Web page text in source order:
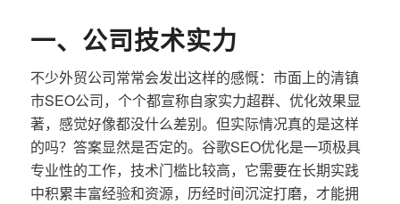
一、公司技术实力
不少外贸公司常常会发出这样的感慨：市面上的清镇
市SEO公司，个个都宣称自家实力超群、优化效果显
著，感觉好像都没什么差别。但实际情况真的是这样
的吗？答案显然是否定的。谷歌SEO优化是一项极具
专业性的工作，技术门槛比较高，它需要在长期实践
中积累丰富经验和资源，历经时间沉淀打磨，才能拥